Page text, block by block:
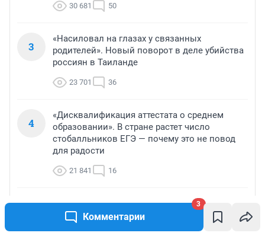
Комментарии
3
30 681 50
3
«Насиловал на глазах у связанных
родителей». Новый поворот в деле убийства
россиян в Таиланде
23 701 36
4
«Дисквалификация аттестата о среднем
образовании». В стране растет число
стобалльников ЕГЭ — почему это не повод
для радости
21 841 16
Может столкнуться каждый. Как бороться с
бактериальными болезнями овощей —